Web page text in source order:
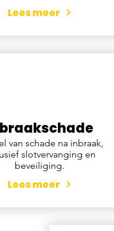
Lees meer
van schade na inbraak,
slotvervanging en
beveiliging.
Lees meer